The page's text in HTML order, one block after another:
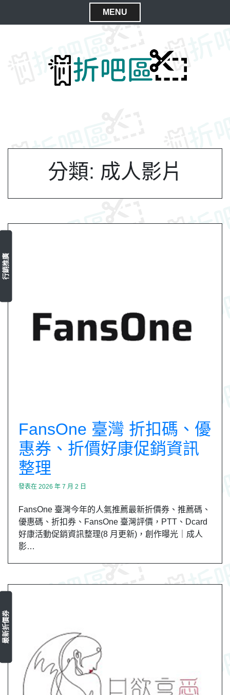
MENU
C
分類: 成人影片
行銷推廣
FansOne 臺灣 折扣碼、優
惠券、折價好康促銷資訊
整理
發表在 2026 年 7 月 2 日
FansOne 臺灣今年的人氣推薦最新折價券、推薦碼、
優惠碼、折扣券、FansOne 臺灣評價，PTT、Dcard
好康活動促銷資訊整理(8 月更新)，創作曝光｜成人
影…
最新折價券